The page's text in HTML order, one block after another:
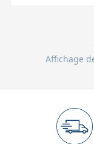
Affichage